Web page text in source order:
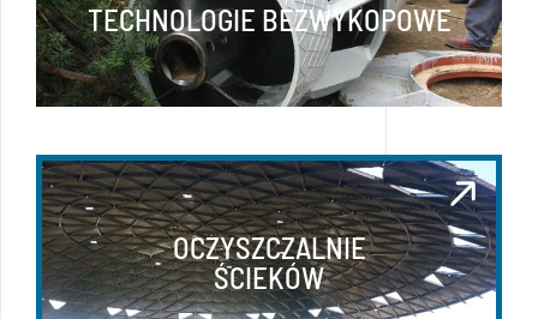
TECHNOLOGIE BEZWYKOPOWE
OCZYSZCZALNIE
ŚCIEKÓW